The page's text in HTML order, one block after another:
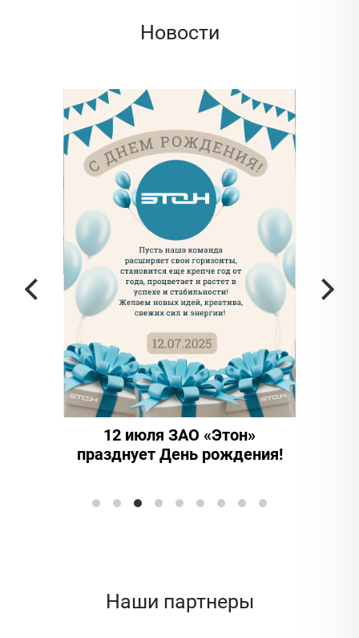
Новости
12 июля ЗАО «Этон»
празднует День рождения!
Наши партнеры